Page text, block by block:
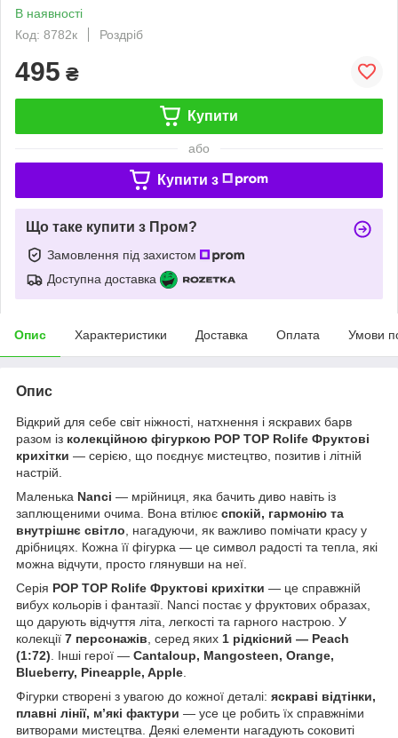
В наявності
Код: 8782к
Роздріб
495 ₴
Купити
або
Купити з
Що таке купити з Пром?
Замовлення під захистом
Доступна доставка
Опис Характеристики Доставка Оплата Умови
Опис
Відкрий для себе світ ніжності, натхнення і яскравих барв
разом із колекційною фігуркою POP TOP Rolife Фруктові
крихітки — серією, що поєднує мистецтво, позитив і літній
настрій.
Маленька Nanci — мрійниця, яка бачить диво навіть із
заплющеними очима. Вона втілює спокій, гармонію та
внутрішнє світло , нагадуючи, як важливо помічати красу у
дрібницях. Кожна її фігурка — це символ радості та тепла, які
можна відчути, просто глянувши на неї.
Серія POP TOP Rolife Фруктові крихітки — це справжній
вибух кольорів і фантазії. Nanci постає у фруктових образах,
що дарують відчуття літа, легкості та гарного настрою. У
колекції 7 персонажів , серед яких 1 рідкісний — Peach
(1:72) . Інші герої — Cantaloup, Mangosteen, Orange,
Blueberry, Pineapple, Apple
Фігурки створені з увагою до кожної деталі: яскраві відтінки,
плавні лінії, м’які фактури — усе це робить їх справжніми
витворами мистецтва. Деякі елементи нагадують соковиті